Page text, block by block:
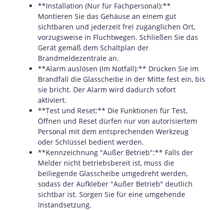
**Installation (Nur für Fachpersonal):**
Montieren Sie das Gehäuse an einem gut
sichtbaren und jederzeit frei zugänglichen Ort,
vorzugsweise in Fluchtwegen. Schließen Sie das
Gerät gemäß dem Schaltplan der
Brandmeldezentrale an.
**Alarm auslösen (Im Notfall):** Drücken Sie im
Brandfall die Glasscheibe in der Mitte fest ein, bis
sie bricht. Der Alarm wird dadurch sofort
aktiviert.
**Test und Reset:** Die Funktionen für Test,
Öffnen und Reset dürfen nur von autorisiertem
Personal mit dem entsprechenden Werkzeug
oder Schlüssel bedient werden.
**Kennzeichnung "Außer Betrieb":** Falls der
Melder nicht betriebsbereit ist, muss die
beiliegende Glasscheibe umgedreht werden,
sodass der Aufkleber "Außer Betrieb" deutlich
sichtbar ist. Sorgen Sie für eine umgehende
Instandsetzung.